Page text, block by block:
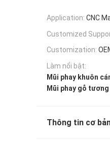
Application: CNC
Customized
Customization:
Làm nổi bật:
Mũi phay khuôn
Mũi phay gỗ
Thông tin cơ